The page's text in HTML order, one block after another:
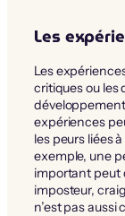
Les
Les
critiques ou les
expériences
les peurs liées
exemple, une
important peut
imposteur,
n’est pas aussi